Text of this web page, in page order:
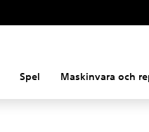
Spel Maskinvara och